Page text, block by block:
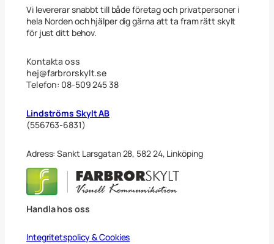
0
c
m
m
n
g
d
Vi levererar snabbt till både företag och privatpersoner i
hela Norden och hjälper dig gärna att ta fram rätt skylt
för just ditt behov.
Kontakta oss
hej@farbrorskylt.se
Telefon: 08-509 245 38
Lindströms Skylt AB
(556763-6831)
Adress: Sankt Larsgatan 28, 582 24, Linköping
Handla hos oss
Integritetspolicy & Cookies